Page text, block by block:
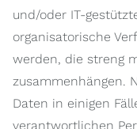
und/oder IT-
organisatorische
werden, die streng
zusammenhängen.
Daten in einigen
verantwortlichen